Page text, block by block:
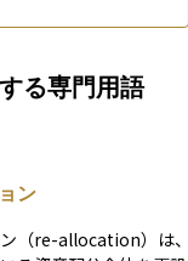
る専門用語
ン
（re-allocation）は、